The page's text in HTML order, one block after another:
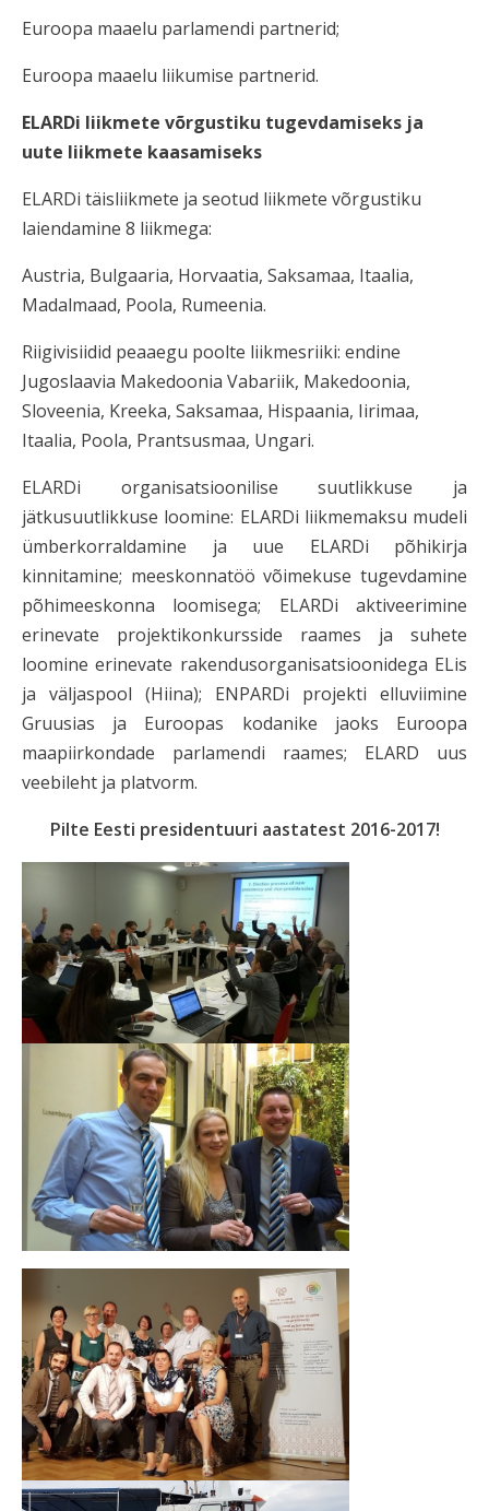
Euroopa maaelu parlamendi partnerid;
Euroopa maaelu liikumise partnerid.
ELARDi liikmete võrgustiku tugevdamiseks ja
uute liikmete kaasamiseks
ELARDi täisliikmete ja seotud liikmete võrgustiku
laiendamine 8 liikmega:
Austria, Bulgaaria, Horvaatia, Saksamaa, Itaalia,
Madalmaad, Poola, Rumeenia.
Riigivisiidid peaaegu poolte liikmesriiki: endine
Jugoslaavia Makedoonia Vabariik, Makedoonia,
Sloveenia, Kreeka, Saksamaa, Hispaania, Iirimaa,
Itaalia, Poola, Prantsusmaa, Ungari.
ELARDi organisatsioonilise suutlikkuse ja
jätkusuutlikkuse loomine: ELARDi liikmemaksu mudeli
ümberkorraldamine ja uue ELARDi põhikirja
kinnitamine; meeskonnatöö võimekuse tugevdamine
põhimeeskonna loomisega; ELARDi aktiveerimine
erinevate projektikonkursside raames ja suhete
loomine erinevate rakendusorganisatsioonidega ELis
ja väljaspool (Hiina); ENPARDi projekti elluviimine
Gruusias ja Euroopas kodanike jaoks Euroopa
maapiirkondade parlamendi raames; ELARD uus
veebileht ja platvorm.
Pilte Eesti presidentuuri aastatest 2016-2017!